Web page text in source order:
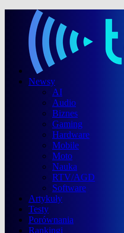
Newsy
AI
Audio
Biznes
Gaming
Hardware
Mobile
Moto
Nauka
RTV/AGD
Software
Artykuły
Testy
Porównania
Rankingi